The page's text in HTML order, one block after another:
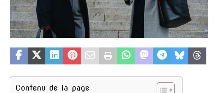
Contenu de la page